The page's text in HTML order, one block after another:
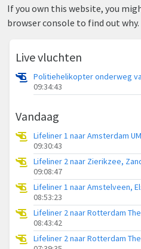
If you own this website, you
browser console to find out why.
Live vluchten
09:34:43
Vandaag
Lifeliner 1 naar Amsterdam
09:30:43
Lifeliner 2 naar Zierikzee,
09:08:47
Lifeliner 1 naar Amstelveen,
08:53:23
Lifeliner 2 naar Rotterdam
08:43:42
Lifeliner 2 naar Rotterdam